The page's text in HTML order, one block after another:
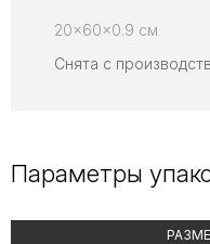
20x60x0.9 см
Снята с
Параметры